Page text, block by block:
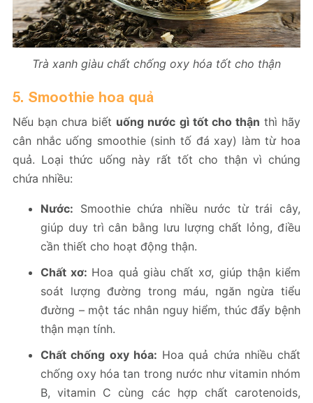
Trà xanh giàu chất chống oxy hóa tốt cho thận
5. Smoothie hoa quả
Nếu bạn chưa biết uống nước gì tốt cho thận thì hãy
cân nhắc uống smoothie (sinh tố đá xay) làm từ hoa
quả. Loại thức uống này rất tốt cho thận vì chúng
chứa nhiều:
Nước: Smoothie chứa nhiều nước từ trái cây,
giúp duy trì cân bằng lưu lượng chất lỏng, điều
cần thiết cho hoạt động thận.
Chất xơ: Hoa quả giàu chất xơ, giúp thận kiểm
soát lượng đường trong máu, ngăn ngừa tiểu
đường – một tác nhân nguy hiểm, thúc đẩy bệnh
thận mạn tính.
Chất chống oxy hóa: Hoa quả chứa nhiều chất
chống oxy hóa tan trong nước như vitamin nhóm
B, vitamin C cùng các hợp chất carotenoids,